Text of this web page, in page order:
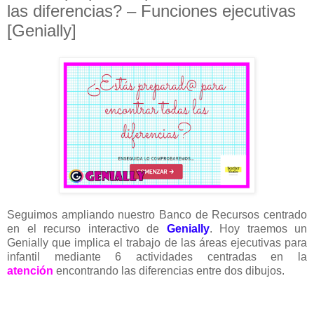
las diferencias? – Funciones ejecutivas
[Genially]
Seguimos ampliando nuestro Banco de Recursos centrado
en el recurso interactivo de Genially. Hoy traemos un
Genially que implica el trabajo de las áreas ejecutivas para
infantil mediante 6 actividades centradas en la
atención encontrando las diferencias entre dos dibujos.